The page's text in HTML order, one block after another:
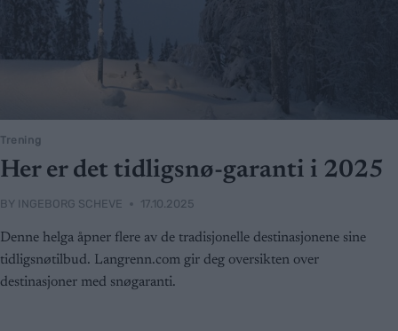
Trening
Her er det tidligsnø-garanti i 2025
BY INGEBORG SCHEVE 17.10.2025
Denne helga åpner flere av de tradisjonelle destinasjonene sine
tidligsnøtilbud. Langrenn.com gir deg oversikten over
destinasjoner med snøgaranti.